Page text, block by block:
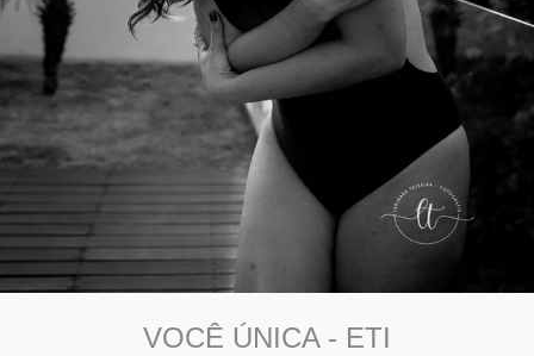
VOCÊ ÚNICA - ETI